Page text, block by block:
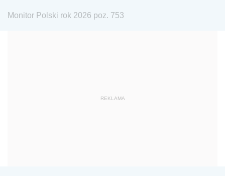
1975 1974
1959
Monitor Polski rok 2026 poz. 753
REKLAMA